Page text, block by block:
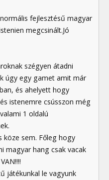
fejlesztésű magyar
megcsinált.Jó
szégyen átadni
úgy egy gamet amit már
és ahelyett hogy
istenemre csússzon még
1 oldalú
köze sem. Főleg hogy
magyar hang csak vacak
játékunkal le vagyunk